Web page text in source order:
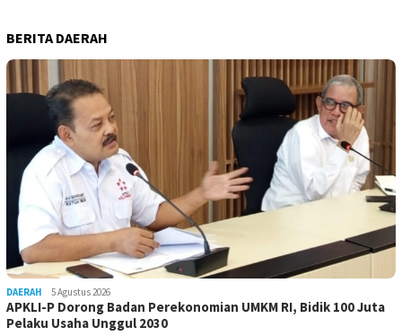
BERITA DAERAH
DAERAH 5 Agustus 2026
APKLI-P Dorong Badan Perekonomian UMKM RI, Bidik 100 Juta
Pelaku Usaha Unggul 2030